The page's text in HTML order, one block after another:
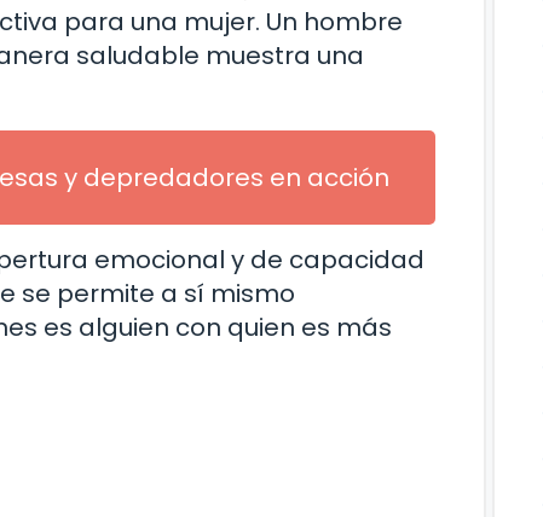
para una mujer. Un hombre
saludable muestra una
y depredadores en acción
emocional y de capacidad
se permite a sí mismo
es alguien con quien es más